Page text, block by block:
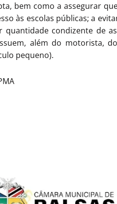
bem como a assegurar
às escolas públicas; a
quantidade condizente de
além do motorista,
pequeno).